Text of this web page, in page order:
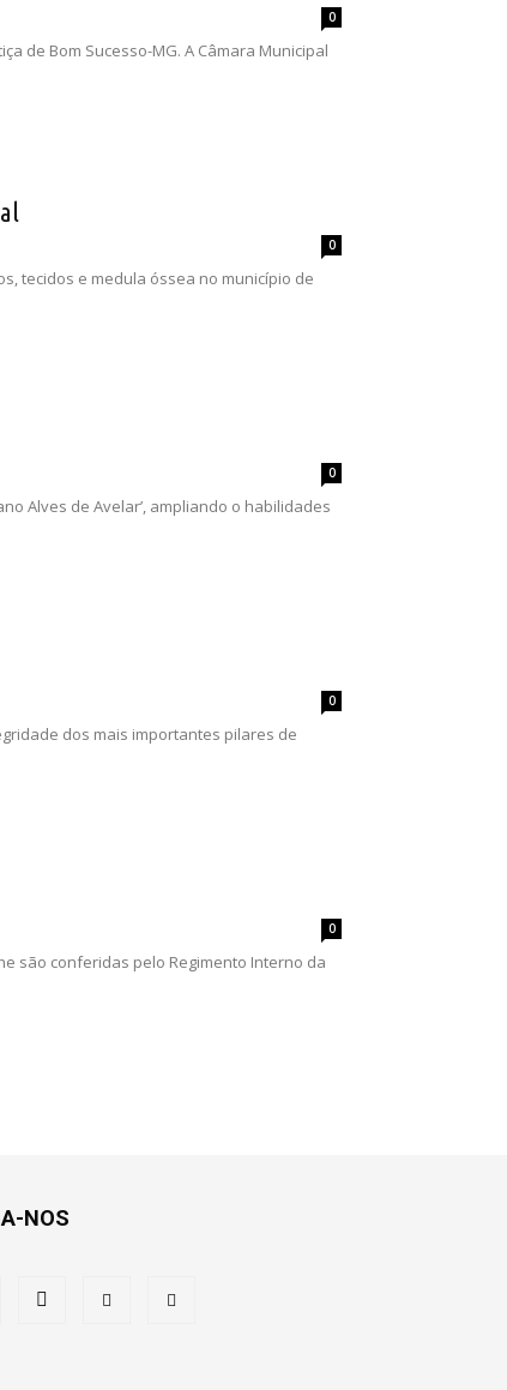
0
de Bom Sucesso-MG. A Câmara Municipal
0
tecidos e medula óssea no município de
0
Alves de Avelar’, ampliando o habilidades
0
dos mais importantes pilares de
0
são conferidas pelo Regimento Interno da
NOS